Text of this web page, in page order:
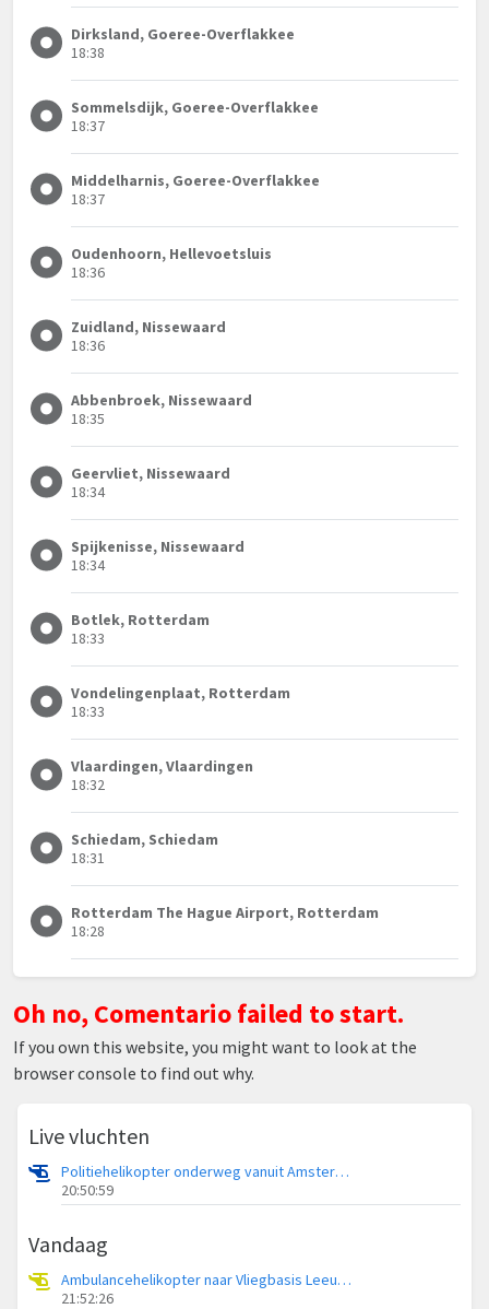
Dirksland, Goeree-Overflakkee
18:38
Sommelsdijk, Goeree-Overflakkee
18:37
Middelharnis, Goeree-Overflakkee
18:37
Oudenhoorn, Hellevoetsluis
18:36
Zuidland, Nissewaard
18:36
Abbenbroek, Nissewaard
18:35
Geervliet, Nissewaard
18:34
Spijkenisse, Nissewaard
18:34
Botlek, Rotterdam
18:33
Vondelingenplaat, Rotterdam
18:33
Vlaardingen, Vlaardingen
18:32
Schiedam, Schiedam
18:31
Rotterdam The Hague Airport, Rotterdam
18:28
Oh no, Comentario failed to start.
If you own this website, you might want to look at the
browser console to find out why.
Live vluchten
Politiehelikopter onderweg vanuit Amsterdam Vliegveld Schiphol
20:50:59
Vandaag
Ambulancehelikopter naar Vliegbasis Leeuwarden
21:52:26